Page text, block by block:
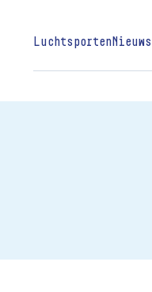
Luchtsporten Nieuws